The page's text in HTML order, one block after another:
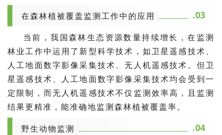
在森林植被覆盖监测工作中的应用
.03
当前，我国森林生态资源数量持续增长，在监测
林业工作中运用了新型科学技术，如卫星遥感技术、
人工地面数字影像采集技术、无人机遥感技术。但卫
星遥感技术、人工地面数字影像采集技术均会受到一
定限制，而无人机遥感技术不仅监测效率高，且监测
结果更精准，能准确地监测森林植被覆盖率。
野生动物监测
.04